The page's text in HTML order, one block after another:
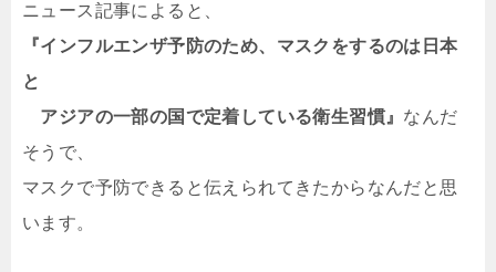
ニュース記事によると、
『インフルエンザ予防のため、マスクをするのは日本
と
アジアの一部の国で定着している衛生習慣』 なんだ
そうで、
マスクで予防できると伝えられてきたからなんだと思
います。